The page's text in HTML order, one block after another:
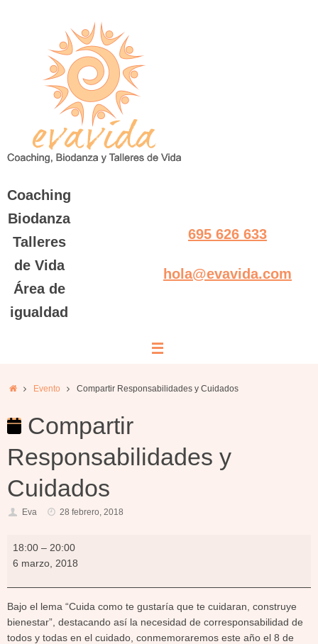
Coaching
Biodanza
Talleres
de Vida
Área de
igualdad
695 626 633
hola@evavida.com
InicioEvento Compartir Responsabilidades y Cuidados
Compartir
Responsabilidades y
Cuidados
Eva 28 febrero, 2018
Compartir
Responsabilidades
Cuidados
18:00 – 20:00
6 marzo, 2018
Bajo el lema “Cuida como te gustaría que te cuidaran, construye
bienestar”, destacando así la necesidad de corresponsabilidad de
todos y todas en el cuidado, conmemoraremos este año el 8 de